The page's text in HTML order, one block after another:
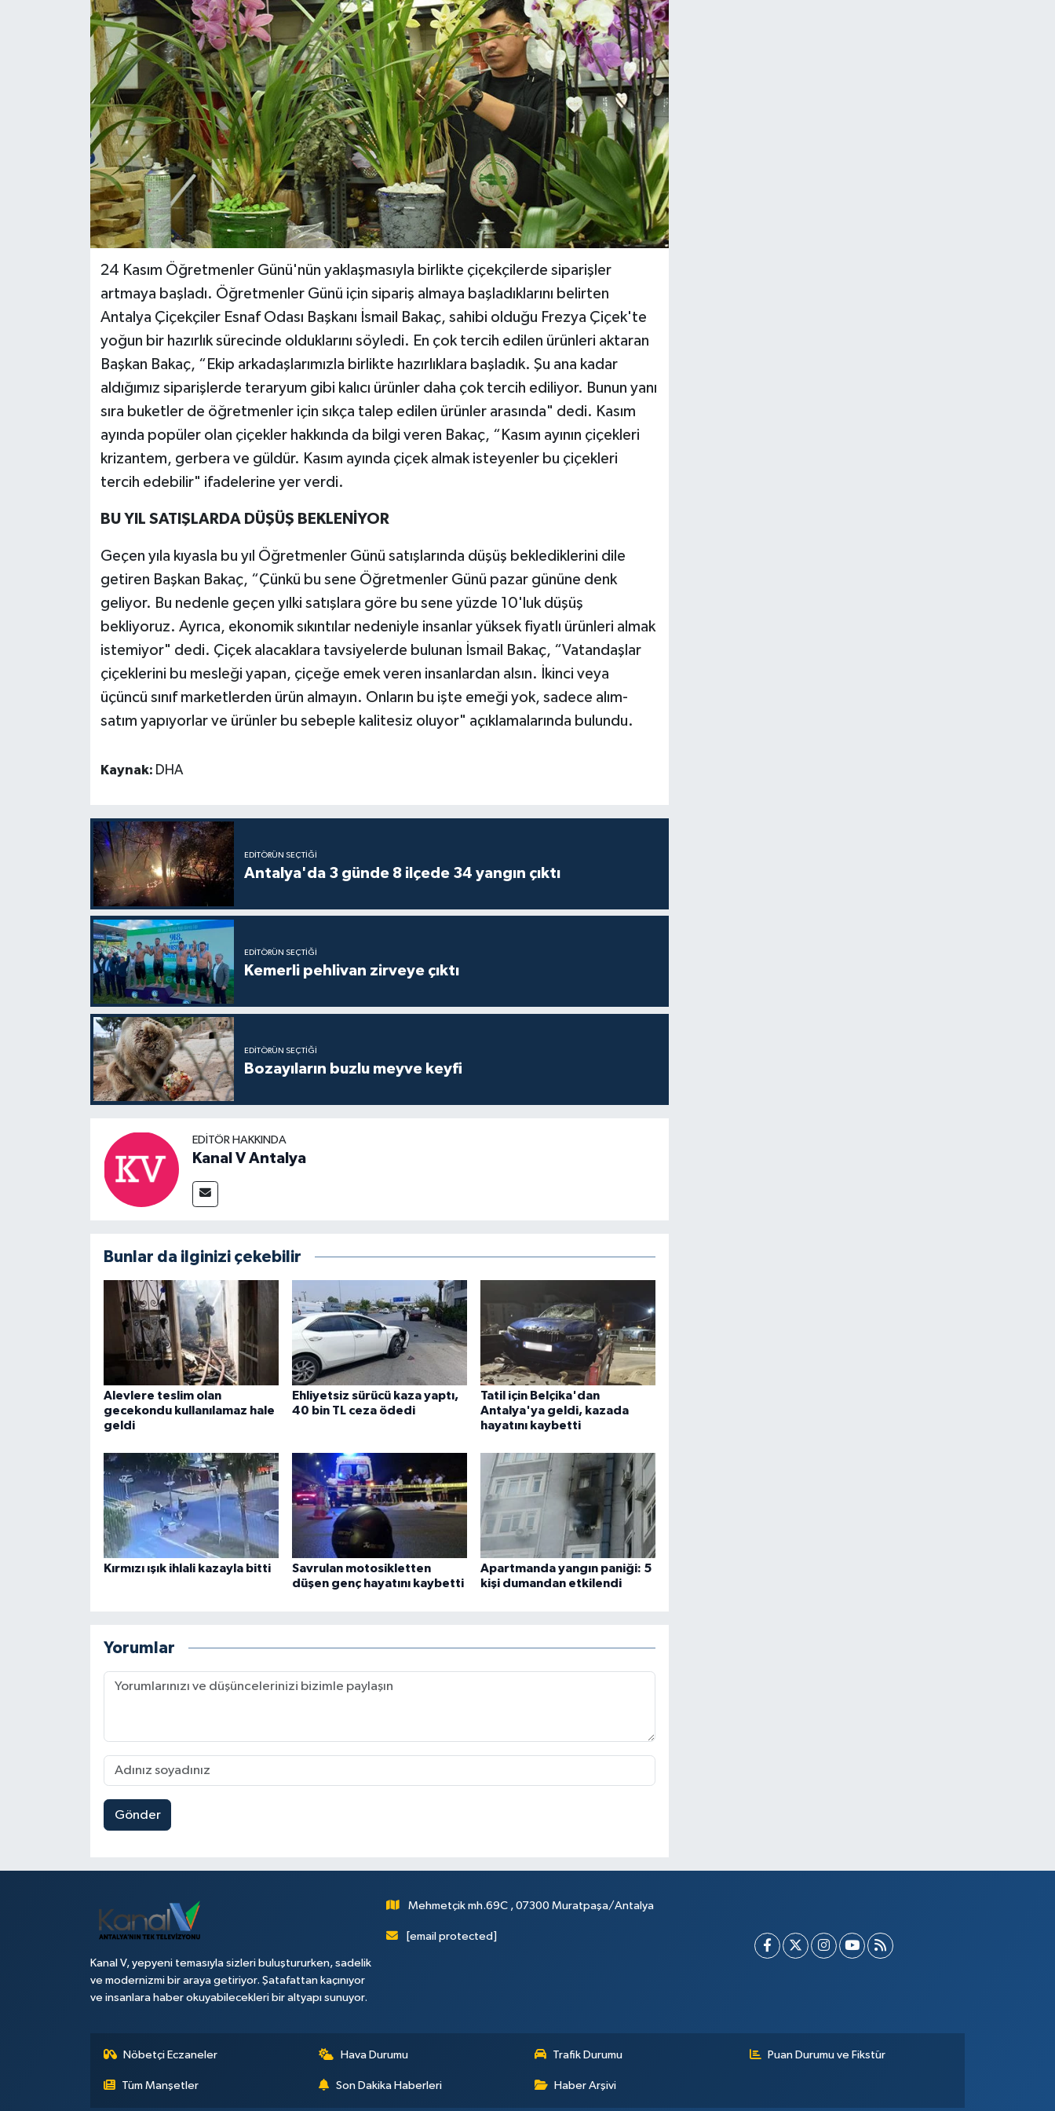
24 Kasım Öğretmenler Günü'nün yaklaşmasıyla birlikte çiçekçilerde siparişler
artmaya başladı. Öğretmenler Günü için sipariş almaya başladıklarını belirten
Antalya Çiçekçiler Esnaf Odası Başkanı İsmail Bakaç, sahibi olduğu Frezya Çiçek'te
yoğun bir hazırlık sürecinde olduklarını söyledi. En çok tercih edilen ürünleri aktaran
Başkan Bakaç, “Ekip arkadaşlarımızla birlikte hazırlıklara başladık. Şu ana kadar
aldığımız siparişlerde teraryum gibi kalıcı ürünler daha çok tercih ediliyor. Bunun yanı
sıra buketler de öğretmenler için sıkça talep edilen ürünler arasında" dedi. Kasım
ayında popüler olan çiçekler hakkında da bilgi veren Bakaç, “Kasım ayının çiçekleri
krizantem, gerbera ve güldür. Kasım ayında çiçek almak isteyenler bu çiçekleri
tercih edebilir" ifadelerine yer verdi.
BU YIL SATIŞLARDA DÜŞÜŞ BEKLENİYOR
Geçen yıla kıyasla bu yıl Öğretmenler Günü satışlarında düşüş beklediklerini dile
getiren Başkan Bakaç, “Çünkü bu sene Öğretmenler Günü pazar gününe denk
geliyor. Bu nedenle geçen yılki satışlara göre bu sene yüzde 10'luk düşüş
bekliyoruz. Ayrıca, ekonomik sıkıntılar nedeniyle insanlar yüksek fiyatlı ürünleri almak
istemiyor" dedi. Çiçek alacaklara tavsiyelerde bulunan İsmail Bakaç, “Vatandaşlar
çiçeklerini bu mesleği yapan, çiçeğe emek veren insanlardan alsın. İkinci veya
üçüncü sınıf marketlerden ürün almayın. Onların bu işte emeği yok, sadece alım-
satım yapıyorlar ve ürünler bu sebeple kalitesiz oluyor" açıklamalarında bulundu.
Kaynak: DHA
EDITÖRÜN SEÇTIĞI
Antalya'da 3 günde 8 ilçede 34 yangın çıktı
EDITÖRÜN SEÇTIĞI
Kemerli pehlivan zirveye çıktı
EDITÖRÜN SEÇTIĞI
Bozayıların buzlu meyve keyfi
EDITÖR HAKKINDA
Kanal V Antalya
Bunlar da ilginizi çekebilir
Alevlere teslim olan
gecekondu kullanılamaz hale
geldi
Ehliyetsiz sürücü kaza yaptı,
40 bin TL ceza ödedi
Tatil için Belçika'dan
Antalya'ya geldi, kazada
hayatını kaybetti
Kırmızı ışık ihlali kazayla bitti
Savrulan motosikletten
düşen genç hayatını kaybetti
Apartmanda yangın paniği: 5
kişi dumandan etkilendi
Yorumlar
Gönder
Kanal V, yepyeni temasıyla sizleri buluştururken, sadelik
ve modernizmi bir araya getiriyor. Şatafattan kaçınıyor
ve insanlara haber okuyabilecekleri bir altyapı sunuyor.
Mehmetçik mh.69C , 07300 Muratpaşa/Antalya
[email protected]
Nöbetçi Eczaneler Hava Durumu Trafik Durumu Puan Durumu ve Fikstür
Tüm Manşetler Son Dakika Haberleri Haber Arşivi
Haberler
KANALV Spor
Kültür Sanat
Magazin
Öğle Bülteni
Sosyal medya
Teknoloji